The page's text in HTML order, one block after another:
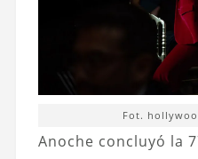
Fot.
Anoche concluyó la